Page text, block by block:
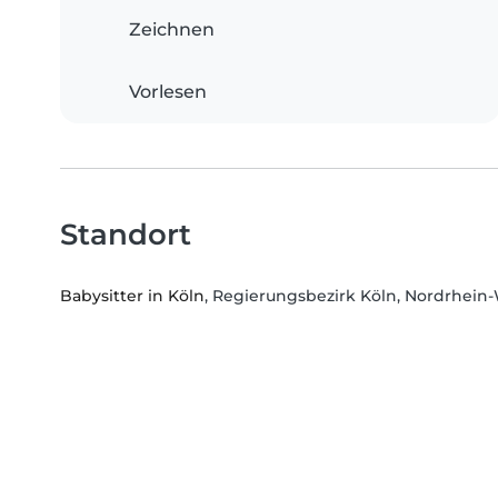
Zeichnen
Vorlesen
Standort
Babysitter in Köln, Regierungsbezirk Köln, Nordrhein-